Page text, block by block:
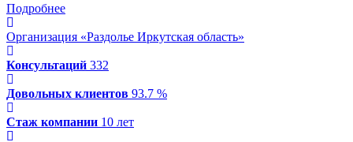
Подробнее
Организация «Раздолье Иркутская область»
Консультаций 332
Довольных клиентов 93.7 %
Стаж компании 10 лет